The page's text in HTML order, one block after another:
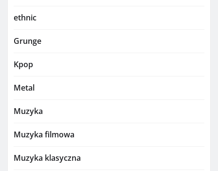
ethnic
Grunge
Kpop
Metal
Muzyka
Muzyka filmowa
Muzyka klasyczna